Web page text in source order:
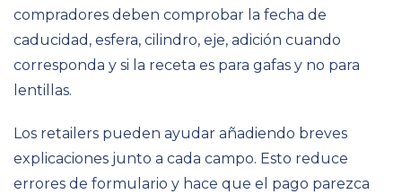
compradores deben comprobar la fecha de
caducidad, esfera, cilindro, eje, adición cuando
corresponda y si la receta es para gafas y no para
lentillas.
Los retailers pueden ayudar añadiendo breves
explicaciones junto a cada campo. Esto reduce
errores de formulario y hace que el pago parezca